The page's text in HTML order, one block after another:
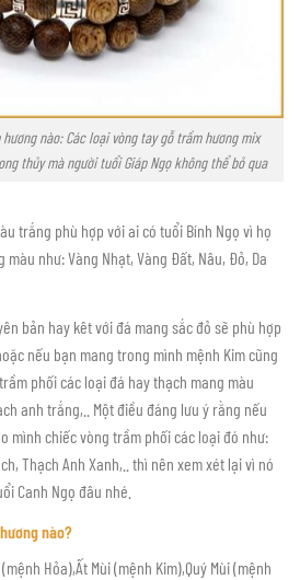
nào: Các loại vòng tay gỗ trầm hương mix
thủy mà người tuổi Giáp Ngọ không thể bỏ qua
trắng phù hợp với ai có tuổi Bính Ngọ vì họ
như: Vàng Nhạt, Vàng Đất, Nâu, Đỏ, Da
bản hay kêt với đá mang sắc đỏ sẽ phù hợp
nếu bạn mang trong mình mệnh Kim cũng
phối các loại đá hay thạch mang màu
anh trắng,.. Một điều đáng lưu ý rằng nếu
mình chiếc vòng trầm phối các loại đó như:
Thạch Anh Xanh,.. thì nên xem xét lại vì nó
Canh Ngọ đâu nhé.
nào?
Hỏa),Ất Mùi (mệnh Kim),Quý Mùi (mệnh